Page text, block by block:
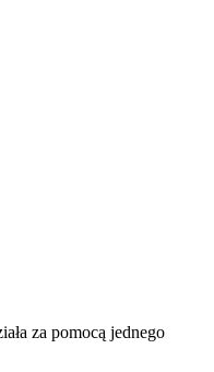
za pomocą jednego